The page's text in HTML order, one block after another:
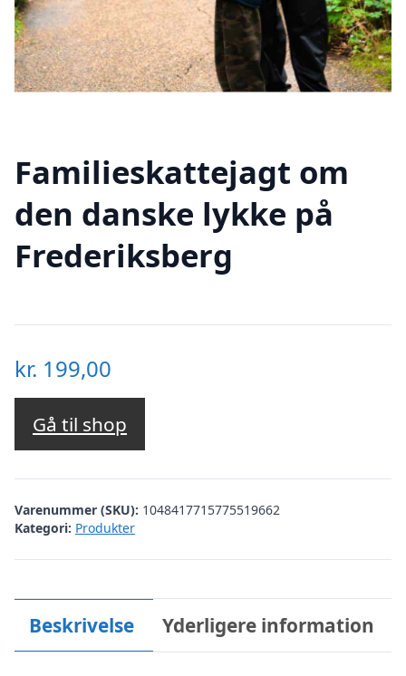
Familieskattejagt om
den danske lykke på
Frederiksberg
kr. 199,00
Gå til shop
Varenummer (SKU): 1048417715775519662
Kategori: Produkter
Beskrivelse Yderligere information